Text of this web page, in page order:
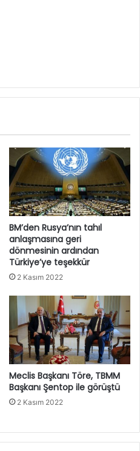
BM’den Rusya’nın tahıl
anlaşmasına geri
dönmesinin ardından
Türkiye’ye teşekkür
2 Kasım 2022
Meclis Başkanı Töre, TBMM
Başkanı Şentop ile görüştü
2 Kasım 2022